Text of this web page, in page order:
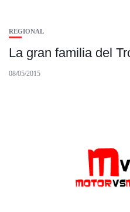
REGIONAL
La gran familia del
08/05/2015